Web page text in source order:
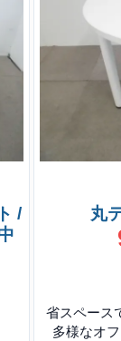
/
丸
省スペース
多様なオ